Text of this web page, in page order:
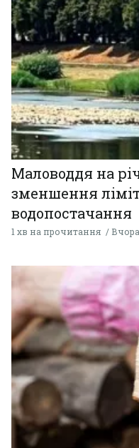
Маловоддя на
зменшення
водопостачання
1 хв на прочитання Вчора